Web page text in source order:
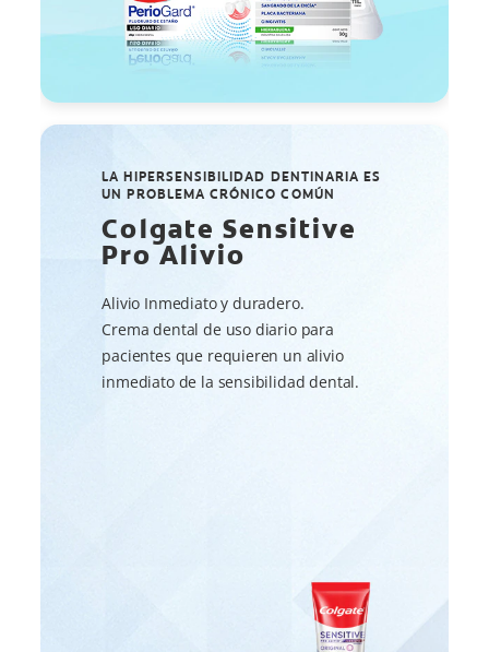
LA HIPERSENSIBILIDAD DENTINARIA ES
UN PROBLEMA CRÓNICO COMÚN
Colgate Sensitive
Pro Alivio
Alivio Inmediato y duradero.
Crema dental de uso diario para
pacientes que requieren un alivio
inmediato de la sensibilidad dental.